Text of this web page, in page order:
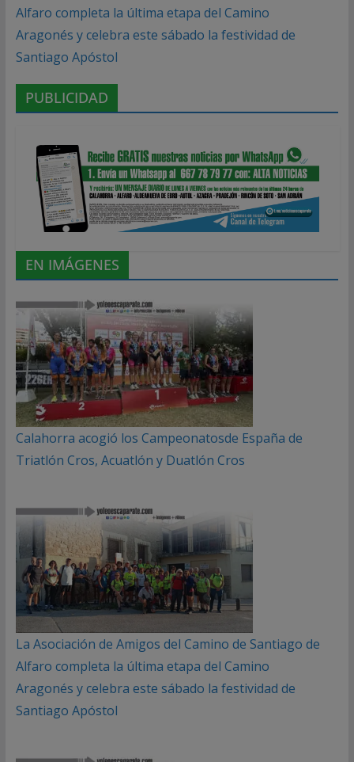
Alfaro completa la última etapa del Camino
Aragonés y celebra este sábado la festividad de
Santiago Apóstol
PUBLICIDAD
EN IMÁGENES
Calahorra acogió los Campeonatosde España de
Triatlón Cros, Acuatlón y Duatlón Cros
La Asociación de Amigos del Camino de Santiago de
Alfaro completa la última etapa del Camino
Aragonés y celebra este sábado la festividad de
Santiago Apóstol